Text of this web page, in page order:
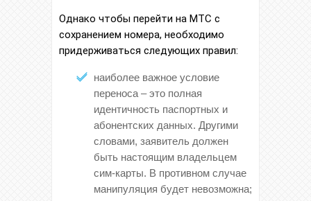
Однако чтобы перейти на МТС с
сохранением номера, необходимо
придерживаться следующих правил:
наиболее важное условие
переноса – это полная
идентичность паспортных и
абонентских данных. Другими
словами, заявитель должен
быть настоящим владельцем
сим-карты. В противном случае
манипуляция будет невозможна;